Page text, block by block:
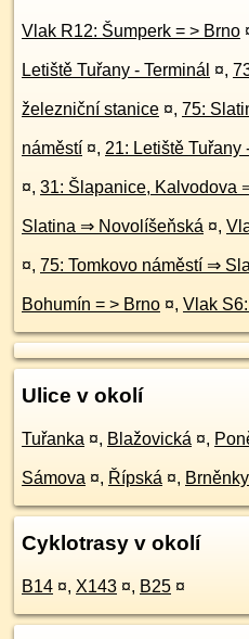
Vlak R12: Šumperk = > Brno
Letiště Tuřany - Terminál ¤,
železniční stanice ¤, 75:
náměstí ¤, 21: Letiště
¤, 31: Šlapanice, Kalvodova
Slatina ⇒ Novolíšeňská ¤,
¤, 75: Tomkovo náměstí ⇒
Bohumín = > Brno ¤,
Ulice v okolí
Tuřanka ¤, Blažovická ¤,
Sámova ¤, Řípská ¤, Brněnky
Cyklotrasy v okolí
B14 ¤, X143 ¤, B25 ¤